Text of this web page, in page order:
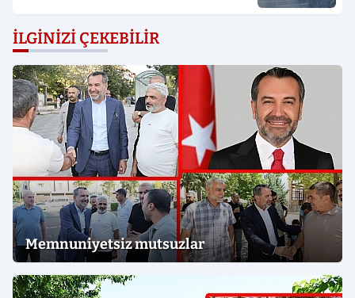
İLGINIZI ÇEKEBILIR
Memnuniyetsiz mutsuzlar